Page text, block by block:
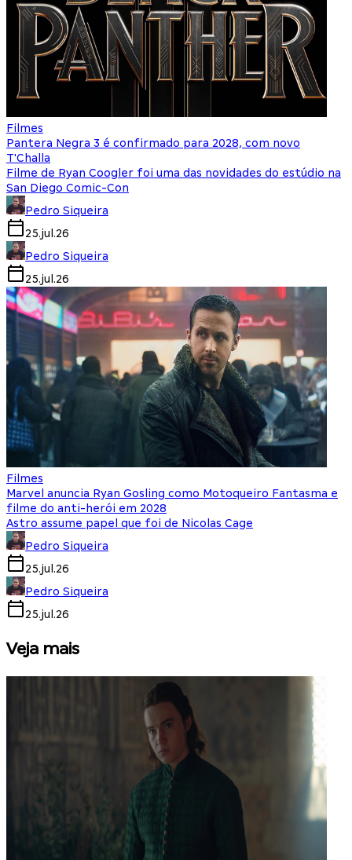
Filmes
Pantera Negra 3 é confirmado para 2028, com novo
T'Challa
Filme de Ryan Coogler foi uma das novidades do estúdio na
San Diego Comic-Con
Pedro Siqueira
25.jul.26
Pedro Siqueira
25.jul.26
Filmes
Marvel anuncia Ryan Gosling como Motoqueiro Fantasma e
filme do anti-herói em 2028
Astro assume papel que foi de Nicolas Cage
Pedro Siqueira
25.jul.26
Pedro Siqueira
25.jul.26
Veja mais